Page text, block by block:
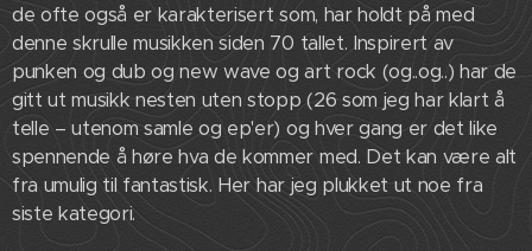
de ofte også er karakterisert som, har holdt på med
denne skrulle musikken siden 70 tallet. Inspirert av
punken og dub og new wave og art rock (og..og..) har de
gitt ut musikk nesten uten stopp (26 som jeg har klart å
telle – utenom samle og ep'er) og hver gang er det like
spennende å høre hva de kommer med. Det kan være alt
fra umulig til fantastisk. Her har jeg plukket ut noe fra
siste kategori.